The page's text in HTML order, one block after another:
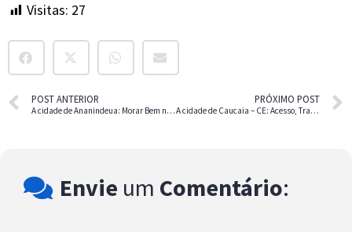
Visitas: 27
POST ANTERIOR
A cidade de Ananindeua: Morar Bem no Norte do Brasil
PRÓXIMO POST
A cidade de Caucaia – CE: Acesso, Trabalho e Praia
Envie um Comentário: